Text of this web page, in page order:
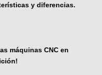
y diferencias.
máquinas CNC en